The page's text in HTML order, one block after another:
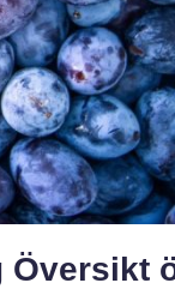
Översikt